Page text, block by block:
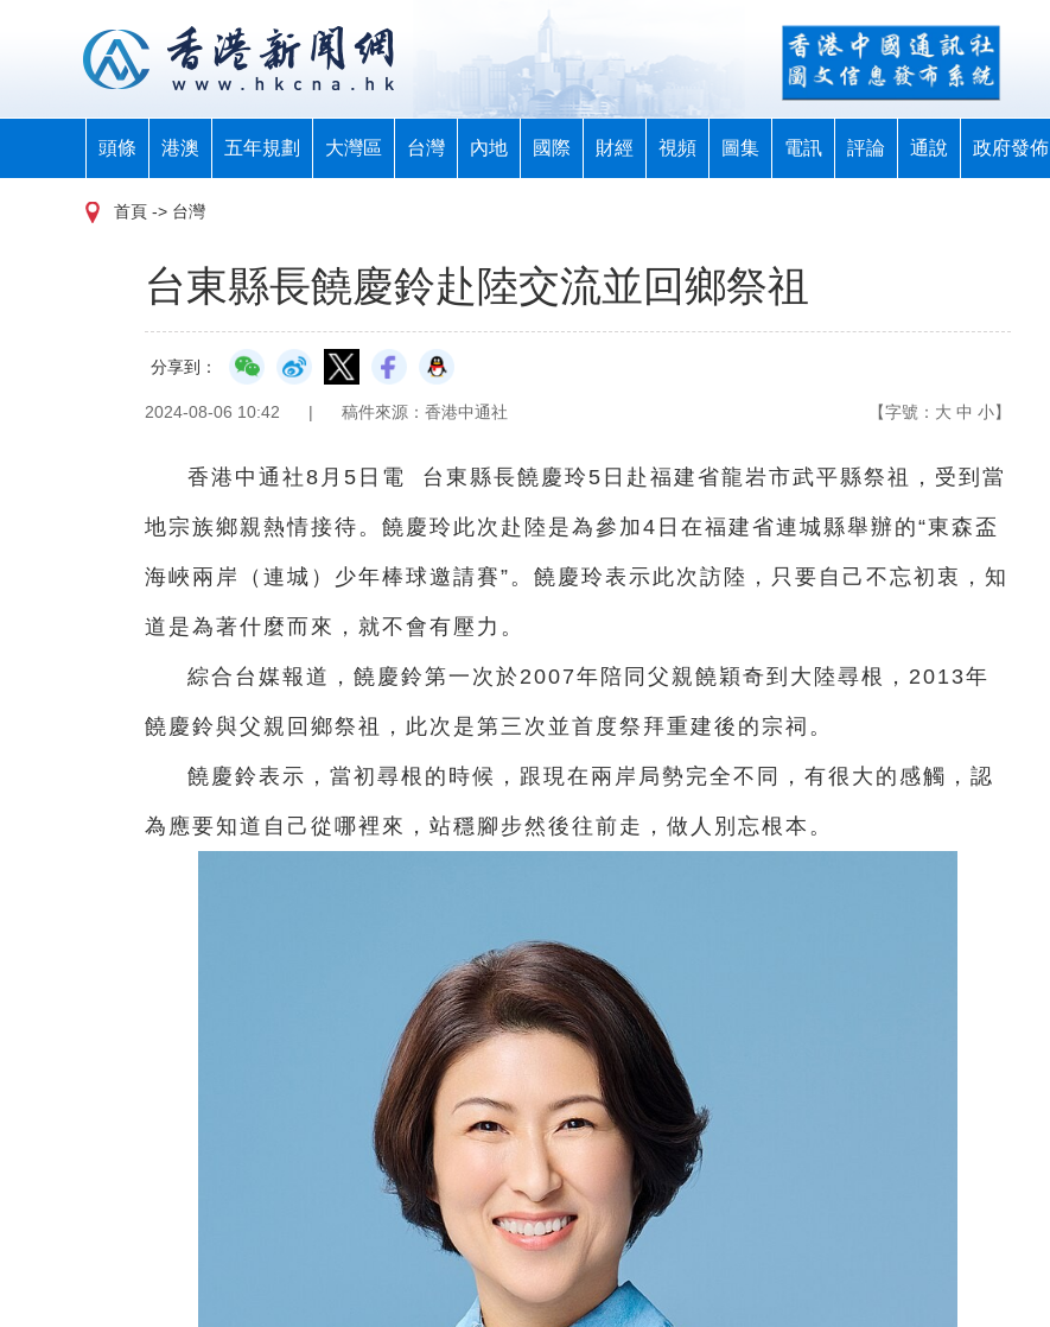
頭條 港澳 五年規劃 大灣區 台灣 內地 國際 財經 視頻 圖集 電訊 評論 通說 政府發佈
首頁 -> 台灣
台東縣長饒慶鈴赴陸交流並回鄉祭祖
分享到：
2024-08-06 10:42 | 稿件來源：香港中通社 【字號： 大 中 小】
香港中通社8月5日電 台東縣長饒慶玲5日赴福建省龍岩市武平縣祭祖，受到當
地宗族鄉親熱情接待。饒慶玲此次赴陸是為參加4日在福建省連城縣舉辦的“東森盃
海峽兩岸（連城）少年棒球邀請賽”。饒慶玲表示此次訪陸，只要自己不忘初衷，知
道是為著什麼而來，就不會有壓力。
綜合台媒報道，饒慶鈴第一次於2007年陪同父親饒穎奇到大陸尋根，2013年
饒慶鈴與父親回鄉祭祖，此次是第三次並首度祭拜重建後的宗祠。
饒慶鈴表示，當初尋根的時候，跟現在兩岸局勢完全不同，有很大的感觸，認
為應要知道自己從哪裡來，站穩腳步然後往前走，做人別忘根本。